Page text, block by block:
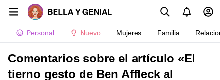
Personal Nuevo Mujeres Familia
Comentarios sobre el artículo «El
tierno gesto de Ben Affleck al